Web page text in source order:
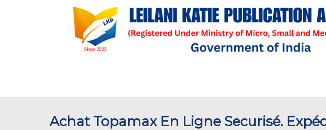
Achat Topamax En Ligne Securisé.